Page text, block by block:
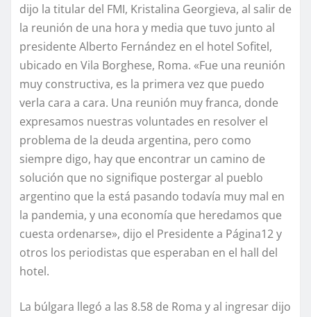
dijo la titular del FMI, Kristalina Georgieva, al salir de
la reunión de una hora y media que tuvo junto al
presidente Alberto Fernández en el hotel Sofitel,
ubicado en Vila Borghese, Roma. «Fue una reunión
muy constructiva, es la primera vez que puedo
verla cara a cara. Una reunión muy franca, donde
expresamos nuestras voluntades en resolver el
problema de la deuda argentina, pero como
siempre digo, hay que encontrar un camino de
solución que no signifique postergar al pueblo
argentino que la está pasando todavía muy mal en
la pandemia, y una economía que heredamos que
cuesta ordenarse», dijo el Presidente a Página12 y
otros los periodistas que esperaban en el hall del
hotel.
La búlgara llegó a las 8.58 de Roma y al ingresar dijo